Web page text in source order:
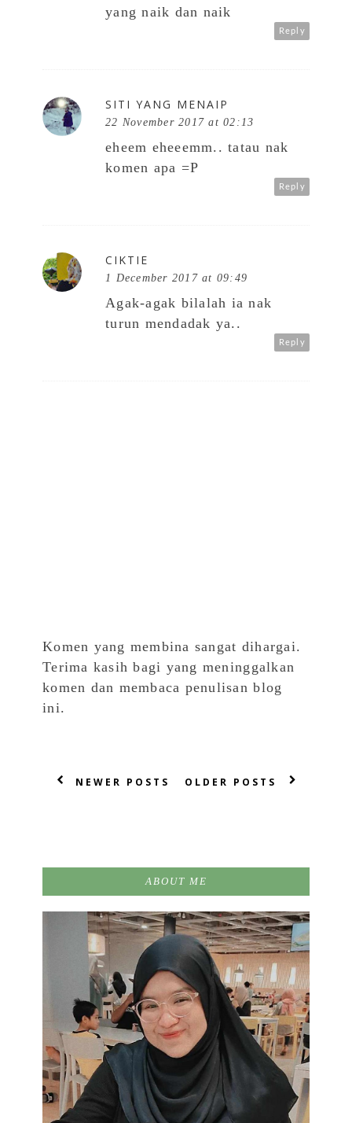
yang naik dan naik
Reply
SITI YANG MENAIP
22 November 2017 at 02:13
eheem eheeemm.. tatau nak
komen apa =P
Reply
CIKTIE
1 December 2017 at 09:49
Agak-agak bilalah ia nak
turun mendadak ya..
Reply
Komen yang membina sangat dihargai.
Terima kasih bagi yang meninggalkan
komen dan membaca penulisan blog
ini.
NEWER POSTS OLDER POSTS
ABOUT ME